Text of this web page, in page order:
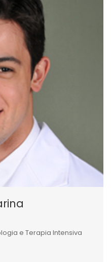
e Terapia Intensiva